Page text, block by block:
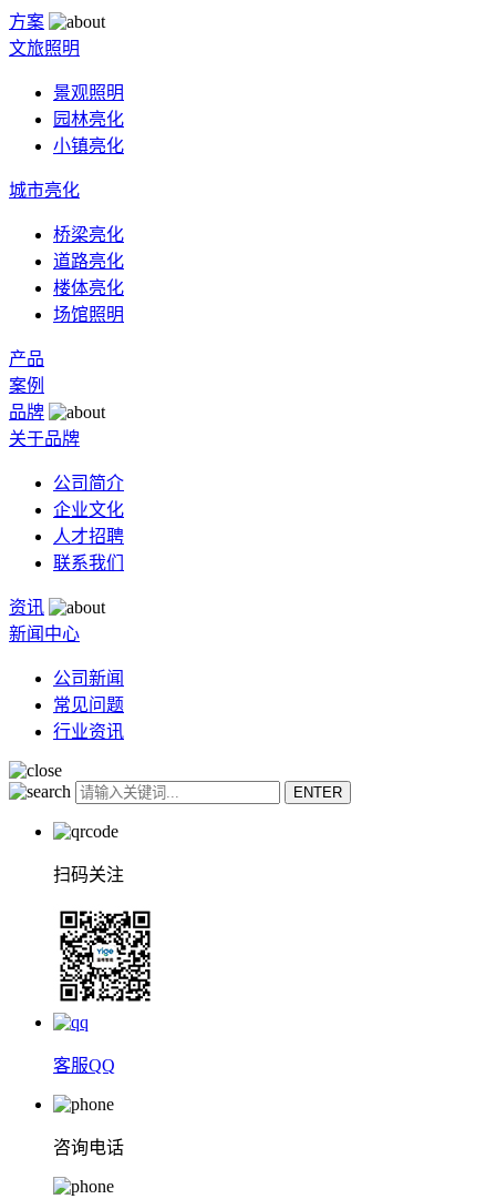
方案
文旅照明
景观照明
园林亮化
小镇亮化
城市亮化
桥梁亮化
道路亮化
楼体亮化
场馆照明
产品
案例
品牌
关于品牌
公司简介
企业文化
人才招聘
联系我们
资讯
新闻中心
公司新闻
常见问题
行业资讯
扫码关注
客服QQ
咨询电话